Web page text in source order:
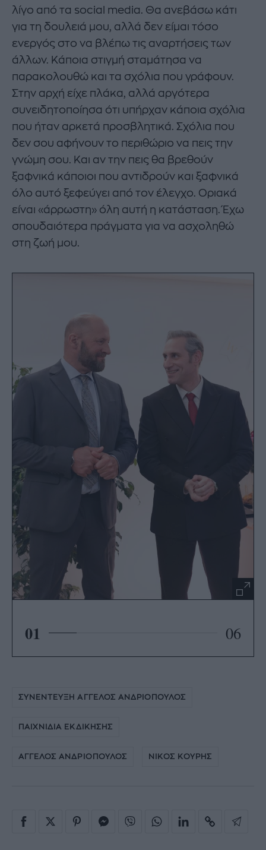
λίγο από τα social media. Θα ανεβάσω κάτι
για τη δουλειά μου, αλλά δεν είμαι τόσο
ενεργός στο να βλέπω τις αναρτήσεις των
άλλων. Κάποια στιγμή σταμάτησα να
παρακολουθώ και τα σχόλια που γράφουν.
Στην αρχή είχε πλάκα, αλλά αργότερα
συνειδητοποίησα ότι υπήρχαν κάποια σχόλια
που ήταν αρκετά προσβλητικά. Σχόλια που
δεν σου αφήνουν το περιθώριο να πεις την
γνώμη σου. Και αν την πεις θα βρεθούν
ξαφνικά κάποιοι που αντιδρούν και ξαφνικά
όλο αυτό ξεφεύγει από τον έλεγχο. Οριακά
είναι «άρρωστη» όλη αυτή η κατάσταση. Έχω
σπουδαιότερα πράγματα για να ασχοληθώ
στη ζωή μου.
01 06
ΣΥΝΕΝΤΕΥΞΗ ΑΓΓΕΛΟΣ ΑΝΔΡΙΟΠΟΥΛΟΣ
ΠΑΙΧΝΙΔΙΑ ΕΚΔΙΚΗΣΗΣ
ΑΓΓΕΛΟΣ ΑΝΔΡΙΟΠΟΥΛΟΣ ΝΙΚΟΣ ΚΟΥΡΗΣ